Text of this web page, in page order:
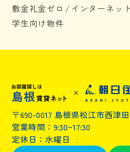
敷金礼金ゼロ / インターネッ
学生向け物件
〒690-0017 島根県松江市西津
営業時間：9:30~17:30
定休日：水曜日